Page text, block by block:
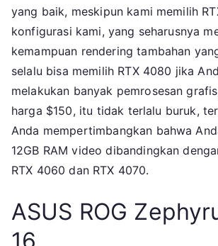
yang baik, meskipun kami memilih
konfigurasi kami, yang seharusnya
kemampuan rendering tambahan
selalu bisa memilih RTX 4080 jika
melakukan banyak pemrosesan
harga $150, itu tidak terlalu buruk,
Anda mempertimbangkan bahwa
12GB RAM video dibandingkan
RTX 4060 dan RTX 4070.
ASUS ROG